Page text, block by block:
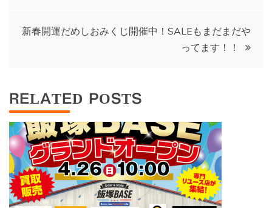
ナ
ゲ
ー
シ
ョ
新春開運だめしおみくじ開催中！SALEもまだまだや
ってます！！
RELATED POSTS